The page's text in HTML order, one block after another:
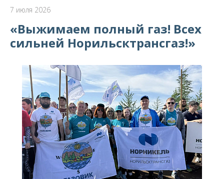
Пресс-
Лента
событий
Архив
Пресс-
релизы
Фоторепортажи
7 июля 2026
«Выжимаем полный газ! Всех
сильней Норильсктрансгаз!»